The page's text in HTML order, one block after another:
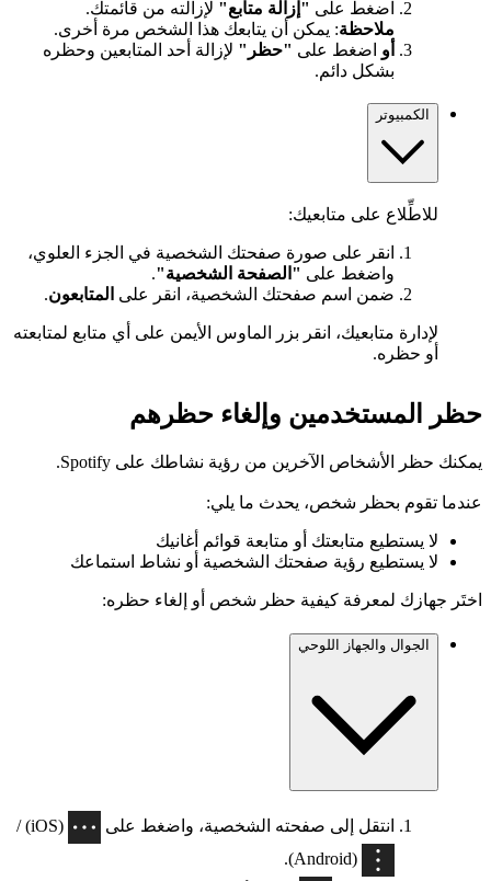
اضغط على "إزالة متابع" لإزالته من قائمتك.
ملاحظة: يمكن أن يتابعك هذا الشخص مرة أخرى.
أو اضغط على "حظر" لإزالة أحد المتابعين وحظره
بشكل دائم.
الكمبيوتر
للاطِّلاع على متابعيك:
انقر على صورة صفحتك الشخصية في الجزء العلوي،
واضغط على "الصفحة الشخصية".
ضمن اسم صفحتك الشخصية، انقر على المتابعون.
لإدارة متابعيك، انقر بزر الماوس الأيمن على أي متابع لمتابعته
أو حظره.
حظر المستخدمين وإلغاء حظرهم
يمكنك حظر الأشخاص الآخرين من رؤية نشاطك على Spotify.
عندما تقوم بحظر شخص، يحدث ما يلي:
لا يستطيع متابعتك أو متابعة قوائم أغانيك
لا يستطيع رؤية صفحتك الشخصية أو نشاط استماعك
اختَر جهازك لمعرفة كيفية حظر شخص أو إلغاء حظره:
الجوال والجهاز اللوحي
انتقل إلى صفحته الشخصية، واضغط على
(iOS) /
(Android).